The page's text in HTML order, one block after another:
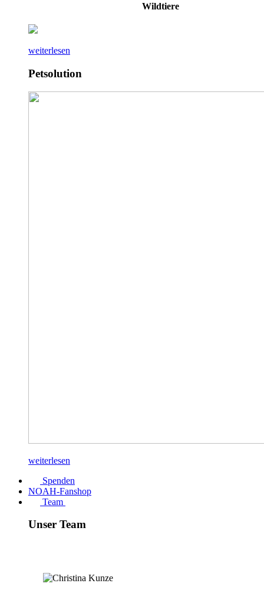
Wildtiere
weiterlesen
Petsolution
weiterlesen
Spenden
NOAH-Fanshop
Team
Unser Team